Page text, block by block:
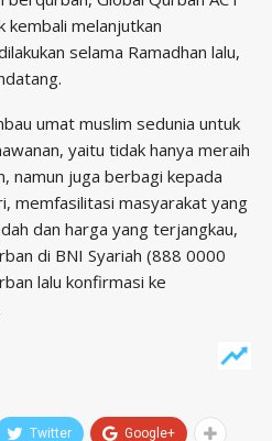
kembali melanjutkan
selama Ramadhan lalu,
umat muslim sedunia untuk
yaitu tidak hanya meraih
namun juga berbagi kepada
memfasilitasi masyarakat yang
dan harga yang terjangkau,
di BNI Syariah (888 0000
lalu konfirmasi ke
Twitter Google+